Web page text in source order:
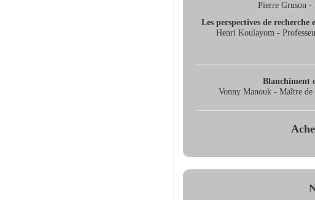
Pierre Gruson -
Les perspectives de
Henri Koulayom -
Blanchiment
Vonny Manouk - Maître de